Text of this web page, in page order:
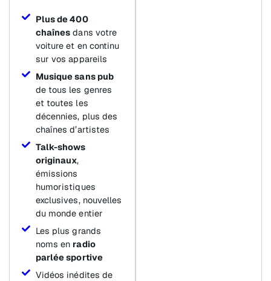
Plus de 400
chaînes dans votre
voiture et en continu
sur vos appareils
Musique sans pub
de tous les genres
et toutes les
décennies, plus des
chaînes d’artistes
Talk-shows
originaux,
émissions
humoristiques
exclusives, nouvelles
du monde entier
Les plus grands
noms en radio
parlée sportive
Vidéos inédites de